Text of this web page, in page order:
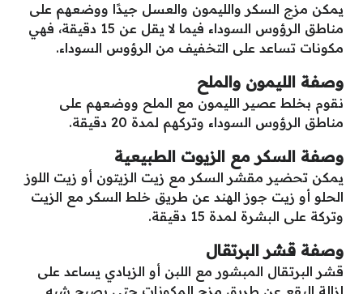
يمكن مزج السكر والليمون والعسل جيدًا ووضعهم على
مناطق الرؤوس السوداء فيما لا يقل عن 15 دقيقة، فهي
مكونات تساعد على التخفيف من الرؤوس السوداء.
وصفة الليمون والملح
نقوم بخلط عصير الليمون مع الملح ووضعهم على
مناطق الرؤوس السوداء وتركهم لمدة 20 دقيقة.
وصفة السكر مع الزيوت الطبيعية
يمكن تحضير مقشر السكر مع زيت الزيتون أو زيت اللوز
الحلو أو زيت جوز الهند عن طريق خلط السكر مع الزيت
وتركة على البشرة لمدة 15 دقيقة.
وصفة قشر البرتقال
قشر البرتقال المبشور مع اللبن أو الزبادي يساعد على